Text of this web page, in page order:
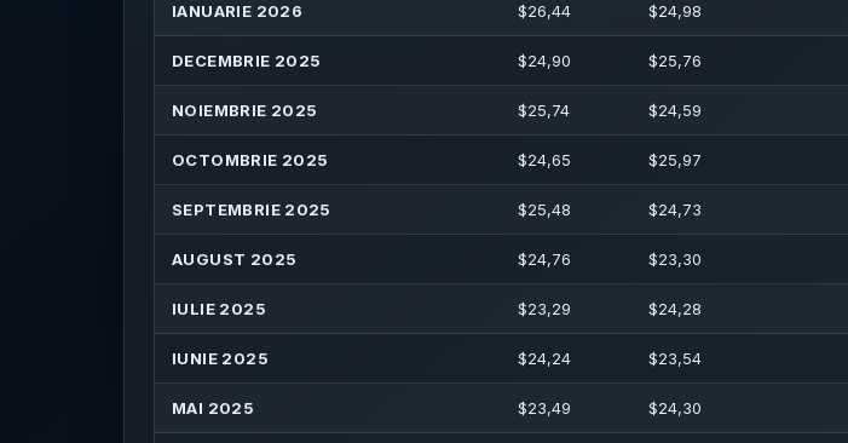
IANUARIE 2026 $26,44 $24,98
DECEMBRIE 2025 $24,90 $25,76
NOIEMBRIE 2025 $25,74 $24,59
OCTOMBRIE 2025 $24,65 $25,97
SEPTEMBRIE 2025 $25,48 $24,73
AUGUST 2025 $24,76 $23,30
IULIE 2025 $23,29 $24,28
IUNIE 2025 $24,24 $23,54
MAI 2025 $23,49 $24,30